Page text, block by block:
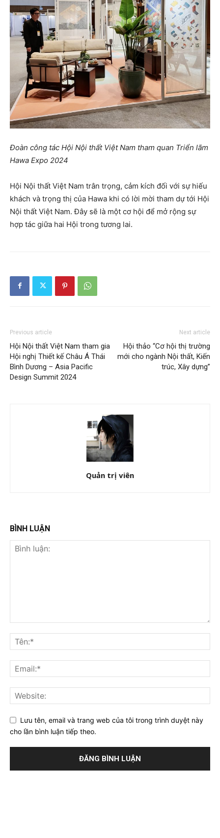
Đoàn công tác Hội Nội thất Việt Nam tham quan Triển lãm
Hawa Expo 2024
Hội Nội thất Việt Nam trân trọng, cảm kích đối với sự hiếu
khách và trọng thị của Hawa khi có lời mời tham dự tới Hội
Nội thất Việt Nam. Đây sẽ là một cơ hội để mở rộng sự
hợp tác giữa hai Hội trong tương lai.
Previous article
Hội Nội thất Việt Nam tham gia
Hội nghị Thiết kế Châu Á Thái
Bình Dương – Asia Pacific
Design Summit 2024
Next article
Hội thảo “Cơ hội thị trường
mới cho ngành Nội thất, Kiến
trúc, Xây dựng”
Quản trị viên
BÌNH LUẬN
Lưu tên, email và trang web của tôi trong trình duyệt này
cho lần bình luận tiếp theo.